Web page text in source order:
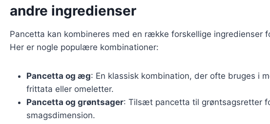
andre ingredienser
Pancetta kan kombineres med en række forskellige ingredienser
Her er nogle populære kombinationer:
Pancetta og æg: En klassisk kombination, der ofte bruges i
frittata eller omeletter.
Pancetta og grøntsager: Tilsæt pancetta til grøntsagsretter
smagsdimension.